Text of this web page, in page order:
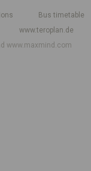
Bus timetable
www.teroplan.de
www.maxmind.com